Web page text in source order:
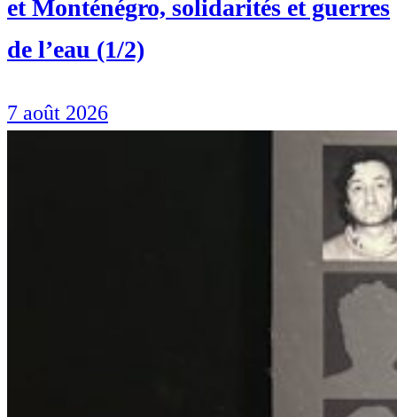
et Monténégro, solidarités et guerres
de l’eau (1/2)
7 août 2026